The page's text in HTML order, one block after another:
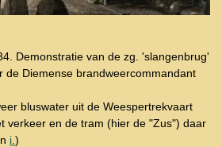
Demonstratie van de zg. 'slangenbrug'
de Diemense brandweercommandant
bluswater uit de Weespertrekvaart
verkeer en de tram (hier de "Zus") daar
i. )